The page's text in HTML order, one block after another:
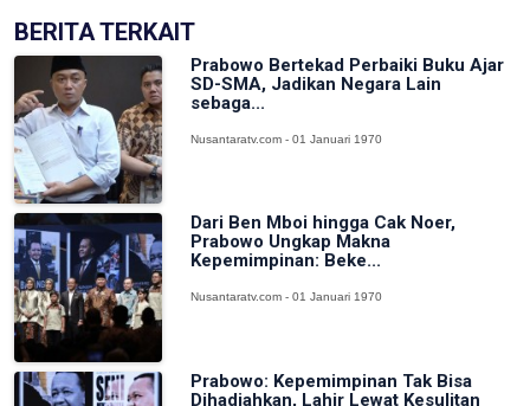
BERITA TERKAIT
Prabowo Bertekad Perbaiki Buku Ajar
SD-SMA, Jadikan Negara Lain
sebaga...
Nusantaratv.com - 01 Januari 1970
Dari Ben Mboi hingga Cak Noer,
Prabowo Ungkap Makna
Kepemimpinan: Beke...
Nusantaratv.com - 01 Januari 1970
Prabowo: Kepemimpinan Tak Bisa
Dihadiahkan, Lahir Lewat Kesulitan